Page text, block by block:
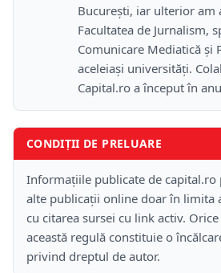
București, iar ulterior am
Facultatea de Jurnalism,
Comunicare Mediatică și
aceleiași universități.
Capital.ro a început în
CONDIȚII DE PRELUARE
Informațiile publicate de capital.ro
alte publicații online doar în limita
cu citarea sursei cu link activ.
această regulă constituie o
privind dreptul de autor.